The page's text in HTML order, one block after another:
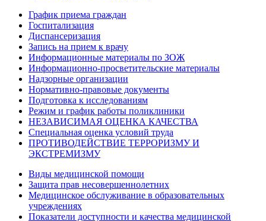
График приема граждан
Госпитализация
Диспансеризация
Запись на прием к врачу
Информационные материалы по ЗОЖ
Информационно-просветительские материалы
Надзорные организации
Нормативно-правовые документы
Подготовка к исследованиям
Режим и график работы поликлиники
НЕЗАВИСИМАЯ ОЦЕНКА КАЧЕСТВА
Специальная оценка условий труда
ПРОТИВОДЕЙСТВИЕ ТЕРРОРИЗМУ И
ЭКСТРЕМИЗМУ
Виды медицинской помощи
Защита прав несовершеннолетних
Медицинское обслуживание в образовательных
учреждениях
Показатели доступности и качества медицинской